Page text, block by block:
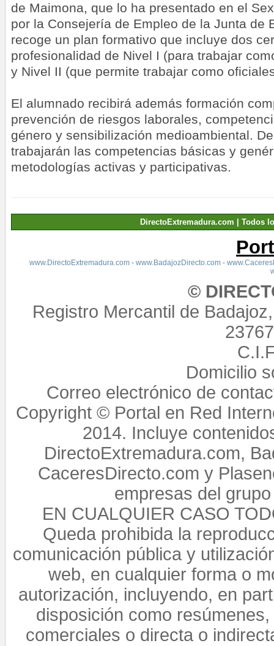
de Maimona, que lo ha presentado en el
por la Consejería de Empleo de la Junta de
recoge un plan formativo que incluye dos
profesionalidad de Nivel I (para trabajar
y Nivel II (que permite trabajar como
El alumnado recibirá además formación
prevención de riesgos laborales,
género y sensibilización medioambiental.
trabajarán las competencias básicas y
metodologías activas y participativas.
DirectoExtremadura.com | Todos
www.DirectoExtremadura.com- www.BadajozDirecto.com-
©
Registro Mercantil de
Domicilio
Correo electrónico de
Copyright © Portal en Red
2014. Incluye
DirectoExtremadura.com,
CaceresDirecto.com y
empresas del
EN CUALQUIER CASO
Queda prohibida la
comunicación pública y
web, en cualquier forma o
autorización, incluyendo, en
disposición como
comerciales o directa o